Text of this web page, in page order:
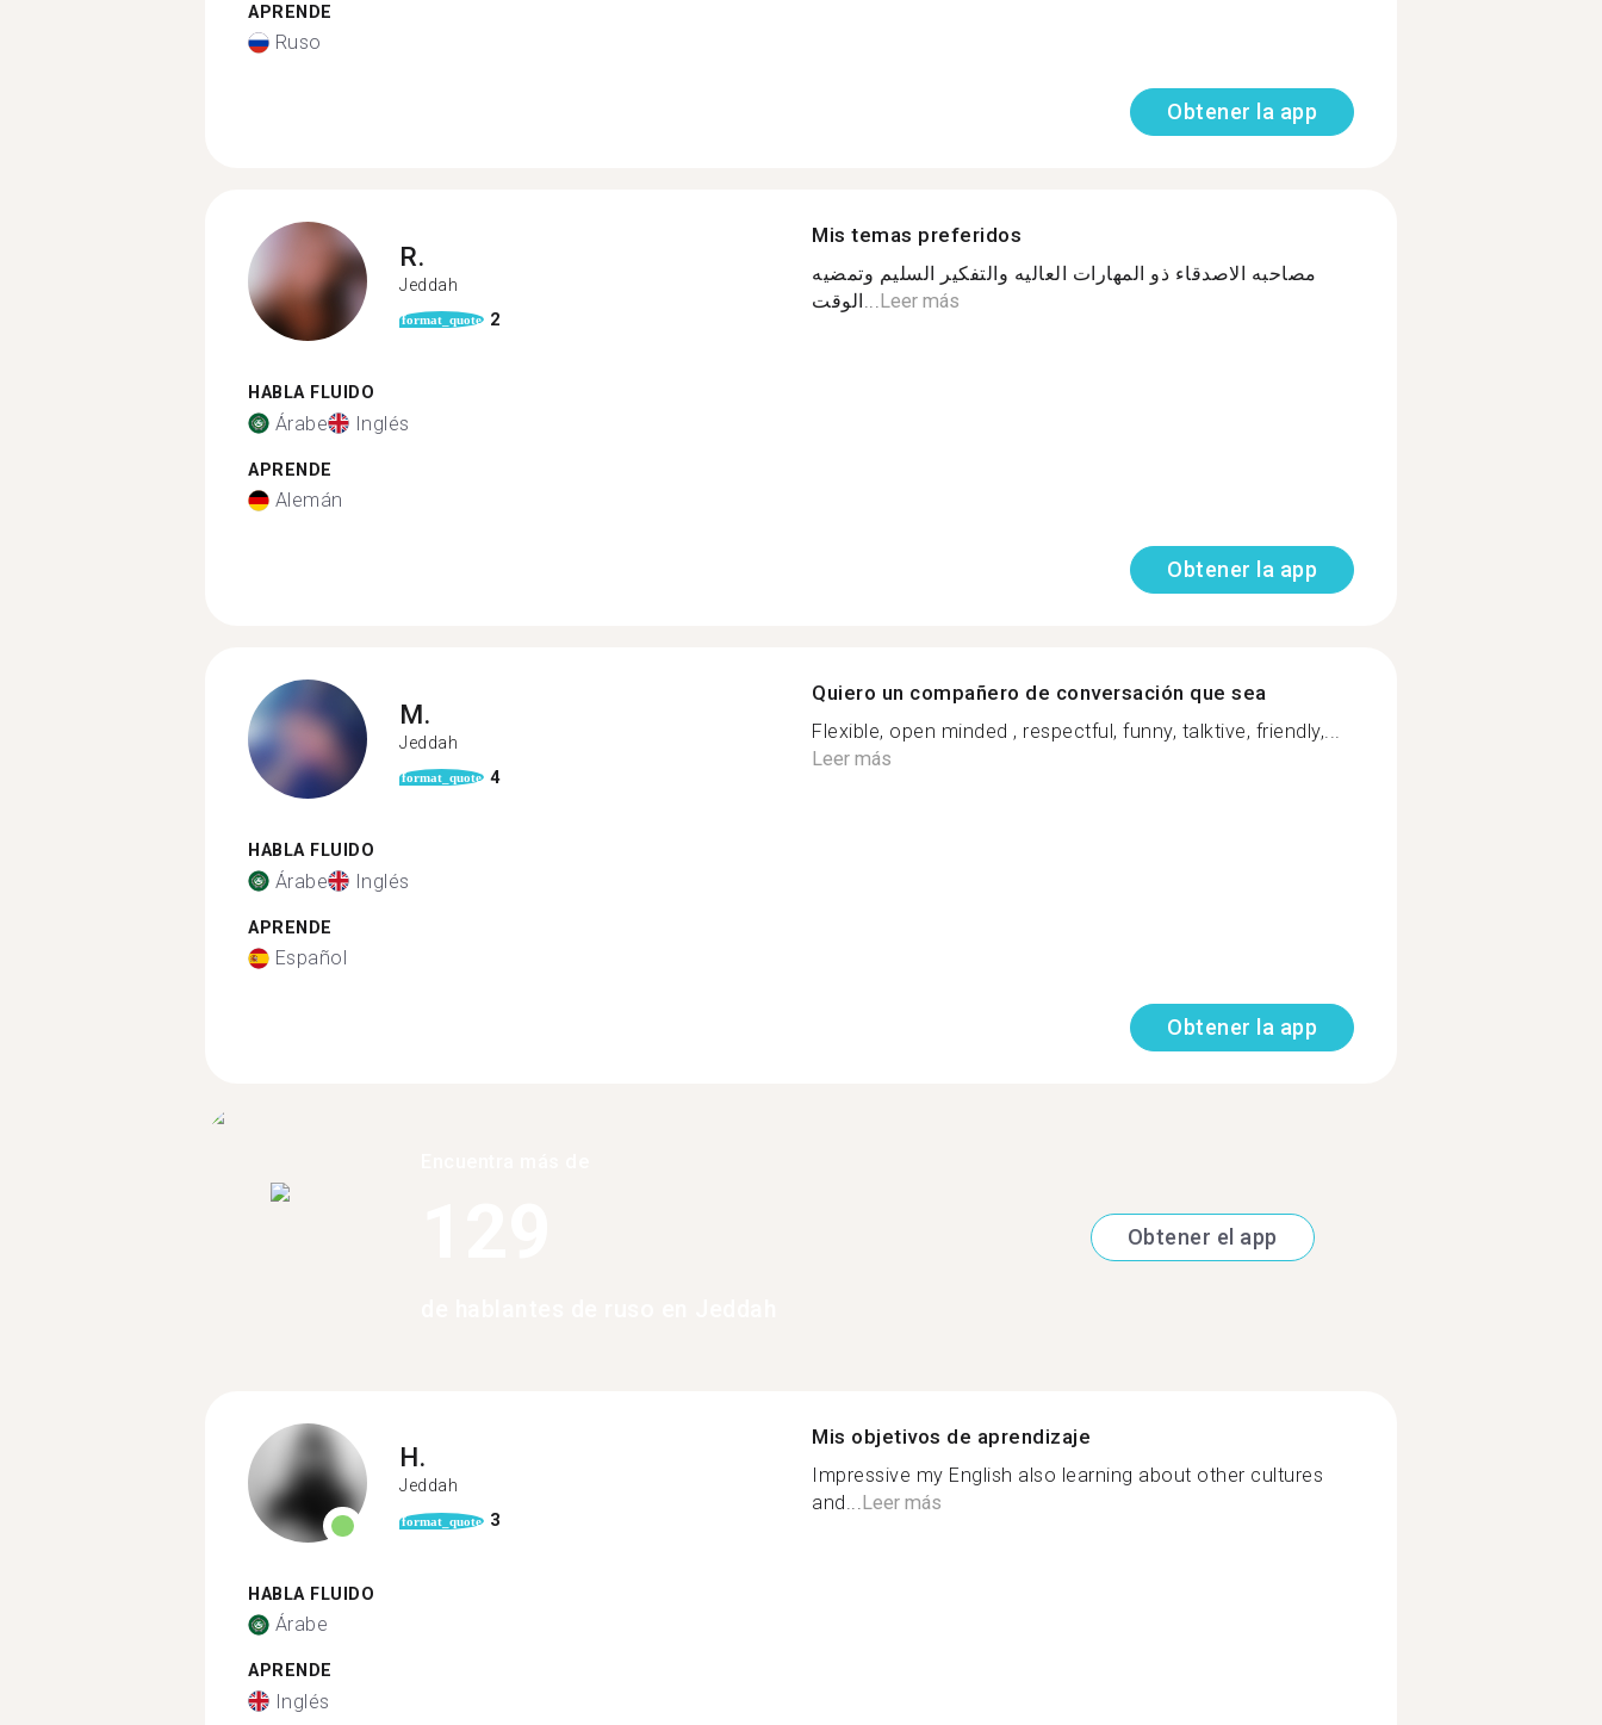
APRENDE
Ruso
Obtener la app
R.
Jeddah
format_quote 2
HABLA FLUIDO
Árabe Inglés
APRENDE
Alemán
Mis temas preferidos
مصاحبه الاصدقاء ذو المهارات العاليه والتفكير السليم وتمضيه
الوقت...Leer más
Obtener la app
M.
Jeddah
format_quote 4
HABLA FLUIDO
Árabe Inglés
APRENDE
Español
Quiero un compañero de conversación que sea
Flexible, open minded , respectful, funny, talktive, friendly,...
Leer más
Obtener la app
Obtener el app
H.
Jeddah
format_quote 3
HABLA FLUIDO
Árabe
APRENDE
Inglés
Mis objetivos de aprendizaje
Impressive my English also learning about other cultures
and... Leer más